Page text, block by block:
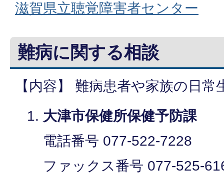
滋賀県立聴覚障害者センター
難病に関する相談
【内容】 難病患者や家族の日
大津市保健所保健予防課
電話番号 077-522-7228
ファックス番号 077-525-